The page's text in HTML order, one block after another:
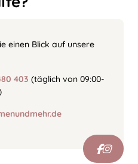
einen Blick auf unsere
403 (täglich von 09:00-